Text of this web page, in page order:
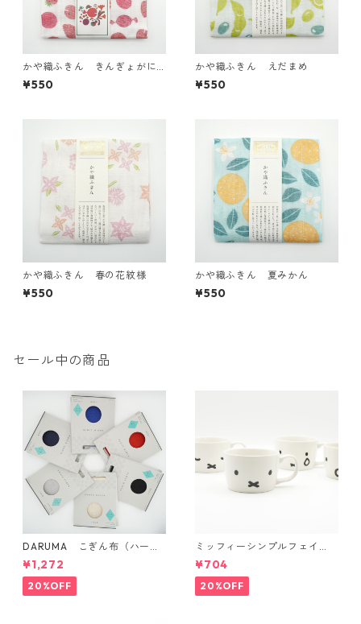
かや織ふきん きんぎょがに
げた
¥550
かや織ふきん えだまめ
¥550
かや織ふきん 春の花紋様
¥550
かや織ふきん 夏みかん
¥550
セール中の商品
DARUMA こぎん布（ハード
タイプ）
¥1,272
20%OFF
ミッフィーシンプルフェイ
ス マグ
¥704
20%OFF